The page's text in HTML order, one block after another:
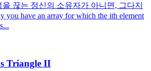
끊는 정신의 소유자가 아니면, 그다지
you have an array for which the ith element
Triangle II